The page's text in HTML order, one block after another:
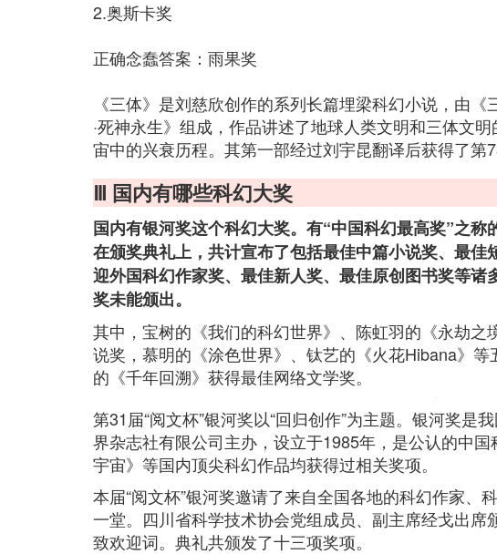
2.奥斯卡奖
正确念蠢答案：雨果奖
《三体》是刘慈欣创作的系列长篇埋梁科幻小说，由
·死神永生》组成，作品讲述了地球人类文明和三体文
宙中的兴衰历程。其第一部经过刘宇昆翻译后获得了第
Ⅲ 国内有哪些科幻大奖
国内有银河奖这个科幻大奖。有“中国科幻最高奖”之称
在颁奖典礼上，共计宣布了包括最佳中篇小说奖、最
迎外国科幻作家奖、最佳新人奖、最佳原创图书奖等
奖未能颁出。
其中，宝树的《我们的科幻世界》、陈虹羽的《永劫
说奖，慕明的《涂色世界》、钛艺的《火花Hibana》
的《千年回溯》获得最佳网络文学奖。
第31届“阅文杯”银河奖以“回归创作”为主题。银河奖是
界杂志社有限公司主办，设立于1985年，是公认的中
宇宙》等国内顶尖科幻作品均获得过相关奖项。
本届“阅文杯”银河奖邀请了来自全国各地的科幻作家、
一堂。四川省科学技术协会党组成员、副主席经戈出
致欢迎词。典礼共颁发了十三项奖项。